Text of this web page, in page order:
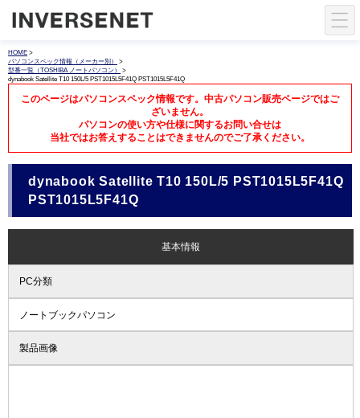
HOME >
パソコンスペック情報（メーカー別）
>
型番一覧（TOSHIBA ノートパソコン）
>
dynabook Satellite T10 150L/5 PST1015L5F41Q PST1015L5F41Q
このページはパソコンスペック情報です。中古パソコン販売ページではご
ざいません。
パソコンの使い方や仕様に関するお問い合せは
当社ではお答えすることはできませんのでご了承ください。
dynabook Satellite T10 150L/5 PST1015L5F41Q
PST1015L5F41Q
基本情報
PC分類
ノートブックパソコン
製品画像